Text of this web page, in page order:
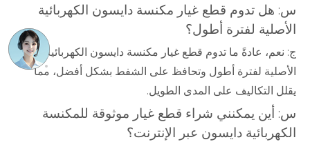
س: هل تدوم قطع غيار مكنسة دايسون الكهربائية
الأصلية لفترة أطول؟
ج: نعم، عادةً ما تدوم قطع غيار مكنسة دايسون الكهربائية
الأصلية لفترة أطول وتحافظ على الشفط بشكل أفضل، مما
يقلل التكاليف على المدى الطويل.
س: أين يمكنني شراء قطع غيار موثوقة للمكنسة
الكهربائية دايسون عبر الإنترنت؟